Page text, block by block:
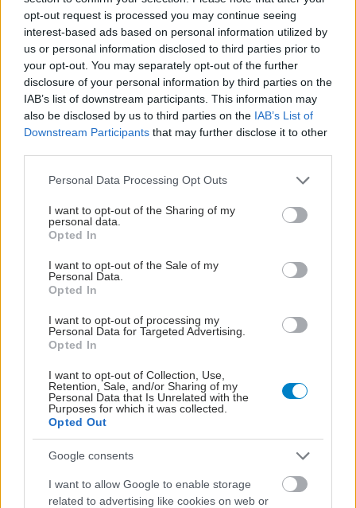
opt-out request is processed you may continue seeing
interest-based ads based on personal information utilized by
us or personal information disclosed to third parties prior to
your opt-out. You may separately opt-out of the further
disclosure of your personal information by third parties on the
IAB’s list of downstream participants. This information may
also be disclosed by us to third parties on the IAB’s List of
Downstream Participants that may further disclose it to other
Please note that this website/app uses one or more Google
not limited to your visit or usage behaviour. You may click to
grant or deny consent to Google and its third-party tags to
use your data for below specified purposes in below Google
consent section.
Personal Data Processing Opt Outs
I want to opt-out of the Sharing of my
personal data.
Opted In
I want to opt-out of the Sale of my
Personal Data.
Opted In
I want to opt-out of processing my
Personal Data for Targeted Advertising.
Opted In
I want to opt-out of Collection, Use,
Retention, Sale, and/or Sharing of my
Personal Data that Is Unrelated with the
Purposes for which it was collected.
Opted Out
Google consents
I want to allow Google to enable storage
related to advertising like cookies on web or
Πέμπτη, 16 Μαΐου 2024, 13:15
Δέκα διακρίσεις για UNI-PHARMA και InterMed
Τις διακρίσεις κατέκτησαν το διάστημα Μάρτιος – Απρίλιος
2024 στο πλαίσιο των διοργανώσεων «Green Brand
Awards», «Αριστεία Φαρμακευτικής Αγοράς», «Προϊόν της
Τετάρτη, 31 Ιανουαρίου 2024, 12:30
Οι UNI-PHARMA & InterMed, για 2η χρονιά, Top
23 Ιανουαρίου 2024.